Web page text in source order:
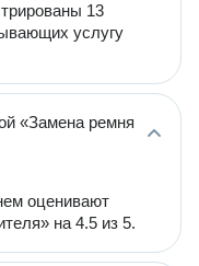
13
услугу
«Замена ремня
оценивают
на 4.5 из 5.